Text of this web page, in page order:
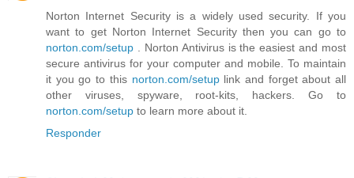
Norton Internet Security is a widely used security. If you
want to get Norton Internet Security then you can go to
norton.com/setup . Norton Antivirus is the easiest and most
secure antivirus for your computer and mobile. To maintain
it you go to this norton.com/setuplink and forget about all
other viruses, spyware, root-kits, hackers. Go to
norton.com/setup to learn more about it.
Responder